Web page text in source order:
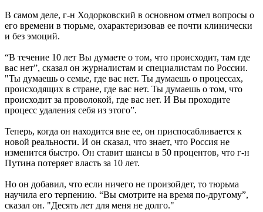
В самом деле, г-н Ходорковский в основном отмел вопросы о
его времени в тюрьме, охарактеризовав ее почти клинически
и без эмоций.
“В течение 10 лет Вы думаете о том, что происходит, там где
вас нет”, сказал он журналистам и специалистам по России.
"Ты думаешь о семье, где вас нет. Ты думаешь о процессах,
происходящих в стране, где вас нет. Ты думаешь о том, что
происходит за проволокой, где вас нет. И Вы проходите
процесс удаления себя из этого”.
Теперь, когда он находится вне ее, он приспосабливается к
новой реальности. И он сказал, что знает, что Россия не
изменится быстро. Он ставит шансы в 50 процентов, что г-н
Путина потеряет власть за 10 лет.
Но он добавил, что если ничего не произойдет, то тюрьма
научила его терпению. “Вы смотрите на время по-другому”,
сказал он. "Десять лет для меня не долго."